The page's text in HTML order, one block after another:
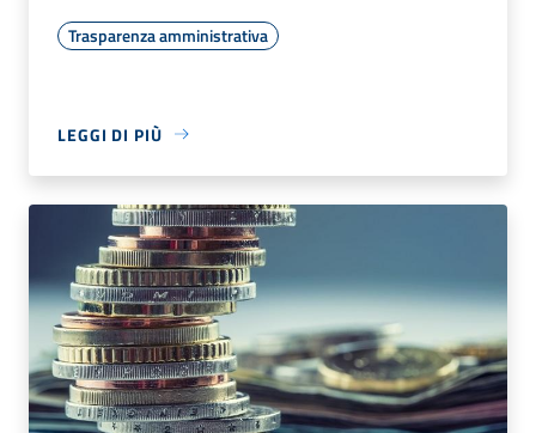
Trasparenza amministrativa
LEGGI DI PIÙ